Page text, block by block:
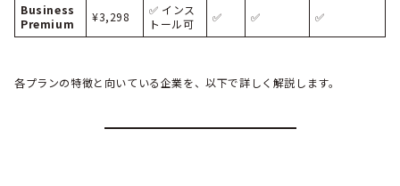
Business
Premium
¥3,298
✅ インス
トール可
✅ ✅ ✅
各プランの特徴と向いている企業を、以下で詳しく解説します。